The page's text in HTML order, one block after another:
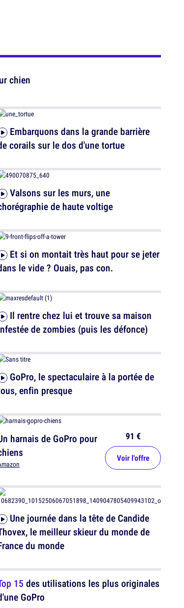
chien
corails sur le dos d'une tortue
de haute voltige
le vide ? Ouais, pas con.
de zombies (puis les défonce)
enfin presque
harnais de GoPro pour
91 €
Voir l'offre
le meilleur skieur du monde de
du monde
15 des utilisations les plus originales
GoPro